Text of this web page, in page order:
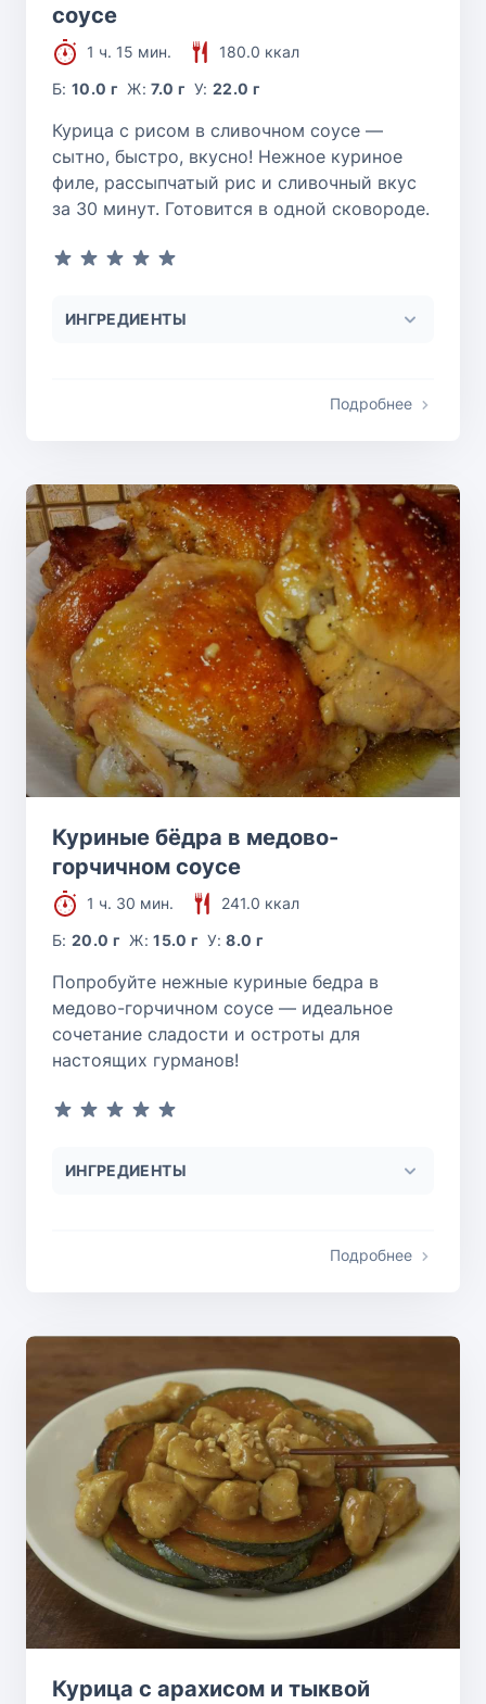
соусе
1 ч. 15 мин.
180.0 ккал
Б:10.0 г Ж:7.0 г У:22.0 г
Курица с рисом в сливочном соусе —
сытно, быстро, вкусно! Нежное куриное
филе, рассыпчатый рис и сливочный вкус
за 30 минут. Готовится в одной сковороде.
ИНГРЕДИЕНТЫ
Подробнее
Куриные бёдра в медово-
горчичном соусе
1 ч. 30 мин.
241.0 ккал
Б:20.0 г Ж:15.0 г У:8.0 г
Попробуйте нежные куриные бедра в
медово-горчичном соусе — идеальное
сочетание сладости и остроты для
настоящих гурманов!
ИНГРЕДИЕНТЫ
Подробнее
Курица с арахисом и тыквой